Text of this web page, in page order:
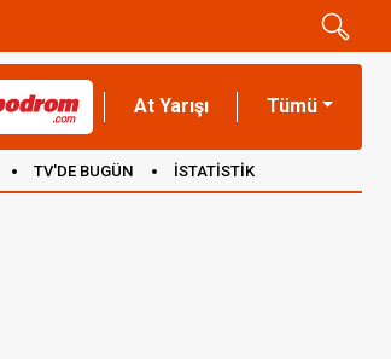
At Yarışı Tümü
TV'DE BUGÜN İSTATİSTİK